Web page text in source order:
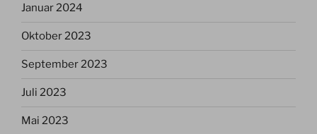
Januar 2024
Oktober 2023
September 2023
Juli 2023
Mai 2023